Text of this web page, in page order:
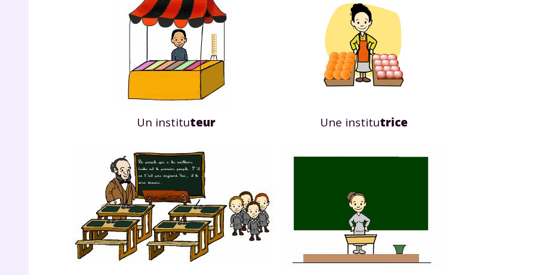
Un instituteur Une institutrice
de vos données personnelles et pour exercer vos droits, vous pouvez